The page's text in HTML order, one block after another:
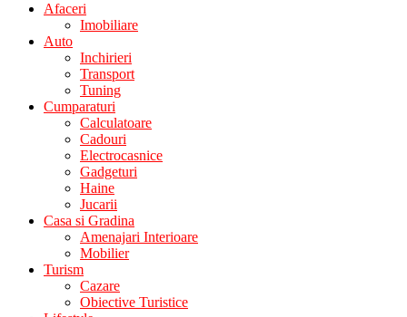
Afaceri
Imobiliare
Auto
Inchirieri
Transport
Tuning
Cumparaturi
Calculatoare
Cadouri
Electrocasnice
Gadgeturi
Haine
Jucarii
Casa si Gradina
Amenajari Interioare
Mobilier
Turism
Cazare
Obiective Turistice